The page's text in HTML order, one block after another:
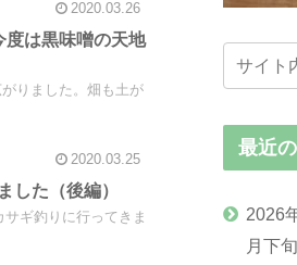
2020.03.26
は黒味噌の天地
りました。畑も土が
2020.03.25
した（後編）
ギ釣りに行ってきま
最近
2026
月下